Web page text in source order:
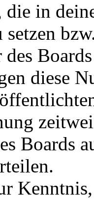
die in
diese
Boards